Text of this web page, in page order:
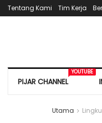
Tentang Kami Tim Kerja
PIJAR CHANNEL
YOUTUBE
Utama